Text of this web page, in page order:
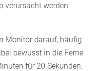
verursacht werden.
Monitor darauf, häufig
bewusst in die Ferne
für 20 Sekunden.